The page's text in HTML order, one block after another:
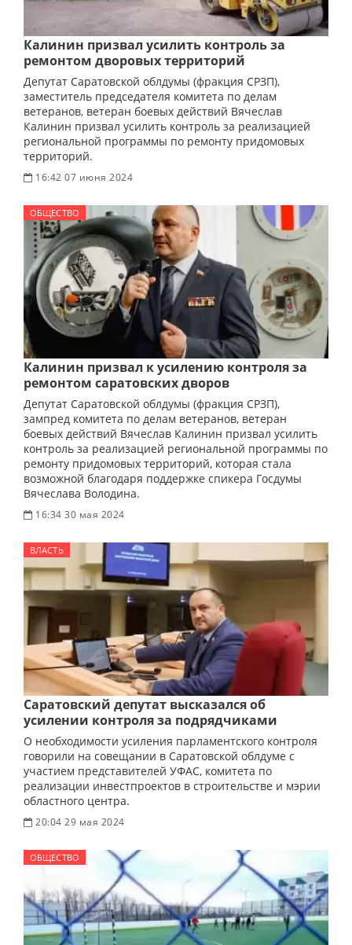
Калинин призвал усилить контроль за
ремонтом дворовых территорий
Депутат Саратовской облдумы (фракция СРЗП),
заместитель председателя комитета по делам
ветеранов, ветеран боевых действий Вячеслав
Калинин призвал усилить контроль за реализацией
региональной программы по ремонту придомовых
территорий.
16:42 07 июня 2024
ОБЩЕСТВО
Калинин призвал к усилению контроля за
ремонтом саратовских дворов
Депутат Саратовской облдумы (фракция СРЗП),
зампред комитета по делам ветеранов, ветеран
боевых действий Вячеслав Калинин призвал усилить
контроль за реализацией региональной программы по
ремонту придомовых территорий, которая стала
возможной благодаря поддержке спикера Госдумы
Вячеслава Володина.
16:34 30 мая 2024
ВЛАСТЬ
Саратовский депутат высказался об
усилении контроля за подрядчиками
О необходимости усиления парламентского контроля
говорили на совещании в Саратовской облдуме с
участием представителей УФАС, комитета по
реализации инвестпроектов в строительстве и мэрии
областного центра.
20:04 29 мая 2024
ОБЩЕСТВО